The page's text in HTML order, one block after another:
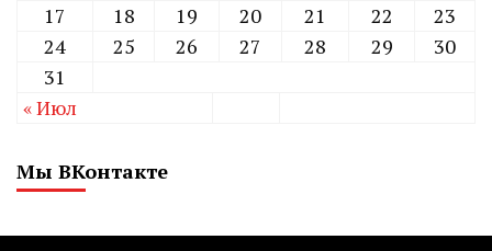
17
18 19 20 21 22
23
24
25 26 27 28 29
30
31
« Июл
Мы ВКонтакте